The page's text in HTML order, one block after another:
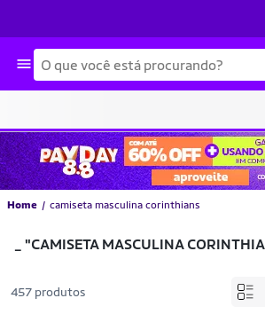
Busca
Home camiseta masculina corinthians
"CAMISETA MASCULINA
457 produtos